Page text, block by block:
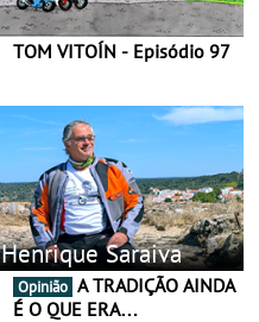
TOM VITOÍN - Episódio 97
Henrique Saraiva
Opinião
É O QUE ERA…